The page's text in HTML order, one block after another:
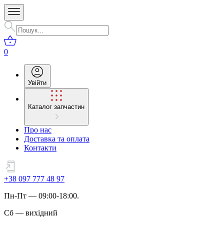
0
Увійти
Каталог запчастин
Про нас
Доставка та оплата
Контакти
+38 097 777 48 97
Пн-Пт — 09:00-18:00.
Сб — вихідний